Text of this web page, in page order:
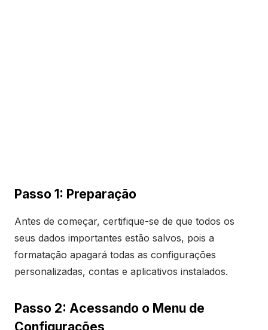
Passo 1: Preparação
Antes de começar, certifique-se de que todos os
seus dados importantes estão salvos, pois a
formatação apagará todas as configurações
personalizadas, contas e aplicativos instalados.
Passo 2: Acessando o Menu de
Configurações